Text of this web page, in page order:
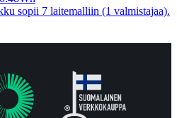
sopii 7 laitemalliin (1 valmistajaa).